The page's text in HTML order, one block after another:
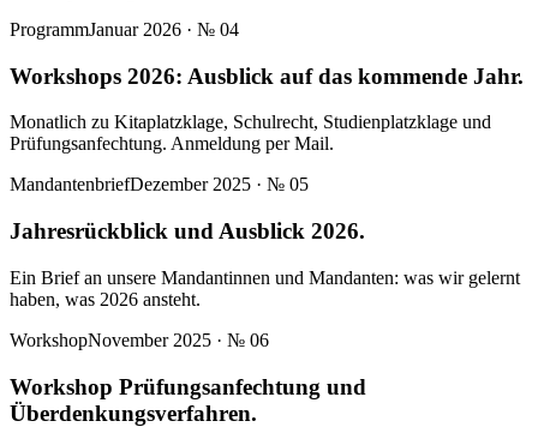
ProgrammJanuar 2026 · № 04
Workshops 2026: Ausblick auf das kommende Jahr.
Monatlich zu Kitaplatzklage, Schulrecht, Studienplatzklage und
Prüfungsanfechtung. Anmeldung per Mail.
MandantenbriefDezember 2025 · № 05
Jahresrückblick und Ausblick 2026.
Ein Brief an unsere Mandantinnen und Mandanten: was wir gelernt
haben, was 2026 ansteht.
WorkshopNovember 2025 · № 06
Workshop Prüfungsanfechtung und
Überdenkungsverfahren.